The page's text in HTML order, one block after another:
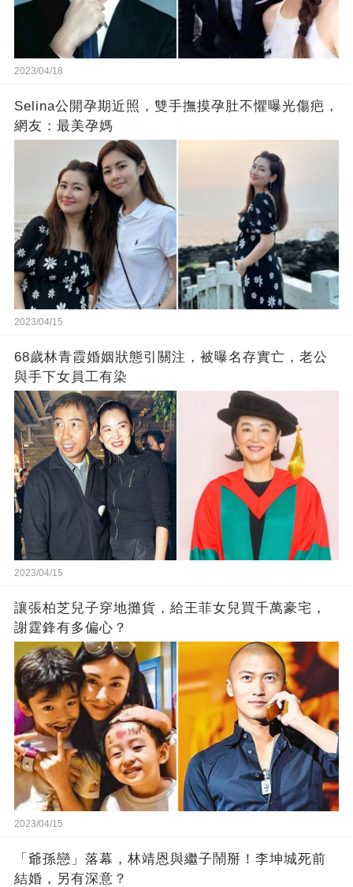
2023/04/18
Selina公開孕期近照，雙手撫摸孕肚不懼曝光傷疤，
網友：最美孕媽
2023/04/15
68歲林青霞婚姻狀態引關注，被曝名存實亡，老公
與手下女員工有染
2023/04/15
讓張柏芝兒子穿地攤貨，給王菲女兒買千萬豪宅，
謝霆鋒有多偏心？
2023/04/15
「爺孫戀」落幕，林靖恩與繼子鬧掰！李坤城死前
結婚，另有深意？